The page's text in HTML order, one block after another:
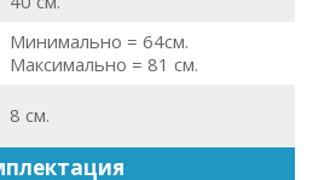
Минимально = 64см.
Максимально = 81 см.
8 см.